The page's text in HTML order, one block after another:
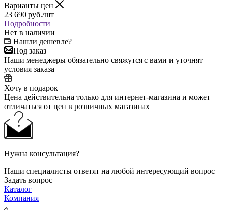
Варианты цен
23 690 руб./шт
Подробности
Нет в наличии
Нашли дешевле?
Под заказ
Наши менеджеры обязательно свяжутся с вами и уточнят
условия заказа
Хочу в подарок
Цена действительна только для интернет-магазина и может
отличаться от цен в розничных магазинах
Нужна консультация?
Наши специалисты ответят на любой интересующий вопрос
Задать вопрос
Каталог
Компания